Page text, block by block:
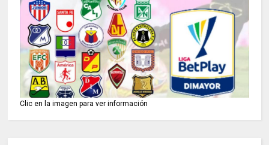
Clic en la imagen para ver información